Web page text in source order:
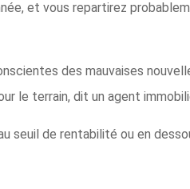
et vous repartirez
des mauvaises
le terrain, dit un agent
seuil de rentabilité ou en